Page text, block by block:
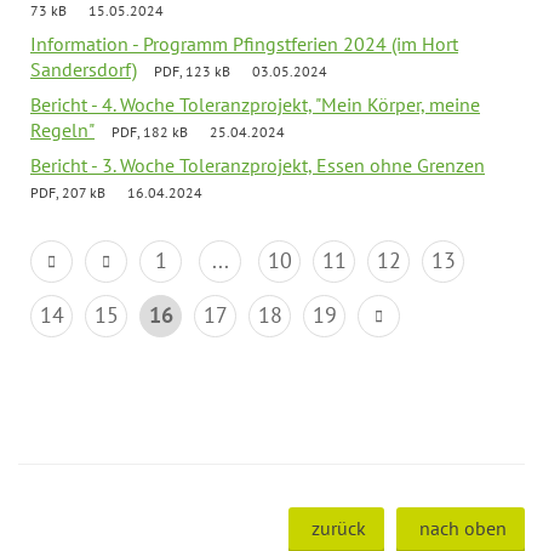
73 kB
15.05.2024
Information - Programm Pfingstferien 2024 (im Hort
Sandersdorf)
PDF, 123 kB 03.05.2024
Bericht - 4. Woche Toleranzprojekt, "Mein Körper, meine
Regeln"
PDF, 182 kB 25.04.2024
Bericht - 3. Woche Toleranzprojekt, Essen ohne Grenzen
PDF, 207 kB 16.04.2024
1 ... 10 11 12
13
14
15 16 17 18 19
zurück nach oben